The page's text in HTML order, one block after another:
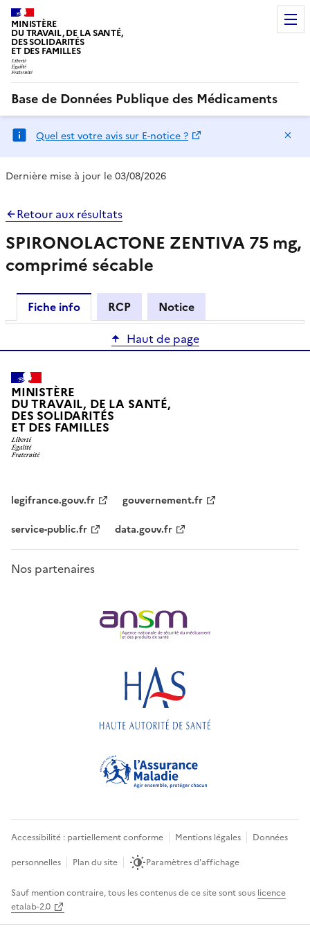
MINISTÈRE
DU TRAVAIL, DE LA SANTÉ,
DES SOLIDARITÉS
ET DES FAMILLES
Base de Données Publique des Médicaments
Quel est votre avis sur E-notice ?
Dernière mise à jour le 03/08/2026
Retour aux résultats
SPIRONOLACTONE ZENTIVA 75 mg,
comprimé sécable
Fiche info RCP
Notice
Haut de page
MINISTÈRE
DU TRAVAIL, DE LA SANTÉ,
DES SOLIDARITÉS
ET DES FAMILLES
legifrance.gouv.fr
gouvernement.fr
service-public.fr
data.gouv.fr
Nos partenaires
Accessibilité : partiellement conforme Mentions légales
Données
personnelles
Plan du site Paramètres d'affichage
Sauf mention contraire, tous les contenus de ce site sont sous licence
etalab-2.0